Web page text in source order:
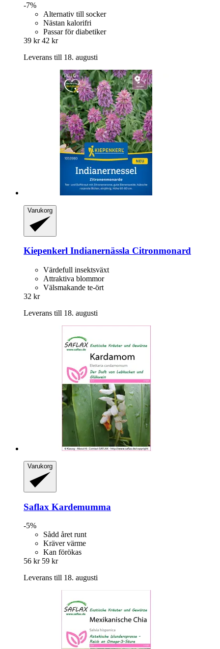
-7%
Alternativ till socker
Nästan kalorifri
Passar för diabetiker
39 kr 42 kr
Leverans till 18. augusti
Varukorg
Kiepenkerl Indianernässla Citronmonard
Värdefull insektsväxt
Attraktiva blommor
Välsmakande te-ört
32 kr
Leverans till 18. augusti
Varukorg
Saflax Kardemumma
-5%
Sådd året runt
Kräver värme
Kan förökas
56 kr 59 kr
Leverans till 18. augusti